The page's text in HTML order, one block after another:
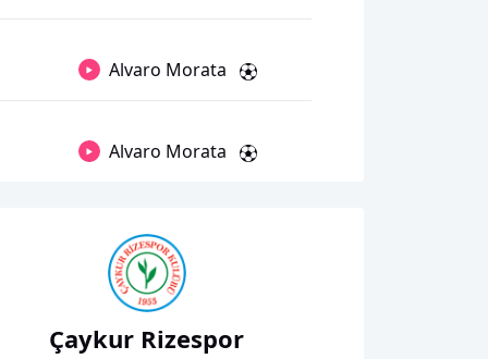
Alvaro Morata
Alvaro Morata
Çaykur Rizespor